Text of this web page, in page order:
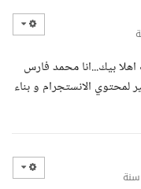
اهلا بيك...انا محمد فارس
الانستجرام و بناء